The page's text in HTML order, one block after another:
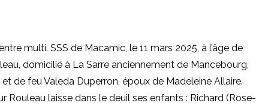
multi. SSS de Macamic, le 11 mars 2025, à l’âge de
domicilié à La Sarre anciennement de Mancebourg,
de feu Valeda Duperron, époux de Madeleine Allaire.
Rouleau laisse dans le deuil ses enfants : Richard (Rose-